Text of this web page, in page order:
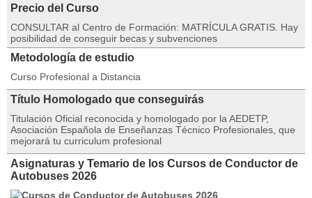
Precio del Curso
CONSULTAR al Centro de Formación: MATRÍCULA GRATIS. Hay
posibilidad de conseguir becas y subvenciones
Metodología de estudio
Curso Profesional a Distancia
Título Homologado que conseguirás
Titulación Oficial reconocida y homologado por la AEDETP,
Asociación Española de Enseñanzas Técnico Profesionales, que
mejorará tu curriculum profesional
Asignaturas y Temario de los Cursos de Conductor de
Autobuses 2026